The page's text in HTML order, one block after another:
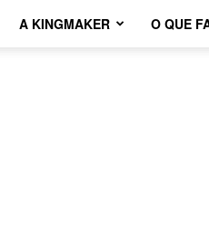
A KINGMAKER O QUE